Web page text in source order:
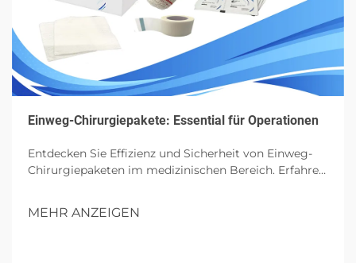
Einweg-Chirurgiepakete: Essential für Operationen
Entdecken Sie Effizienz und Sicherheit von Einweg-
Chirurgiepaketen im medizinischen Bereich. Erfahren
MEHR ANZEIGEN